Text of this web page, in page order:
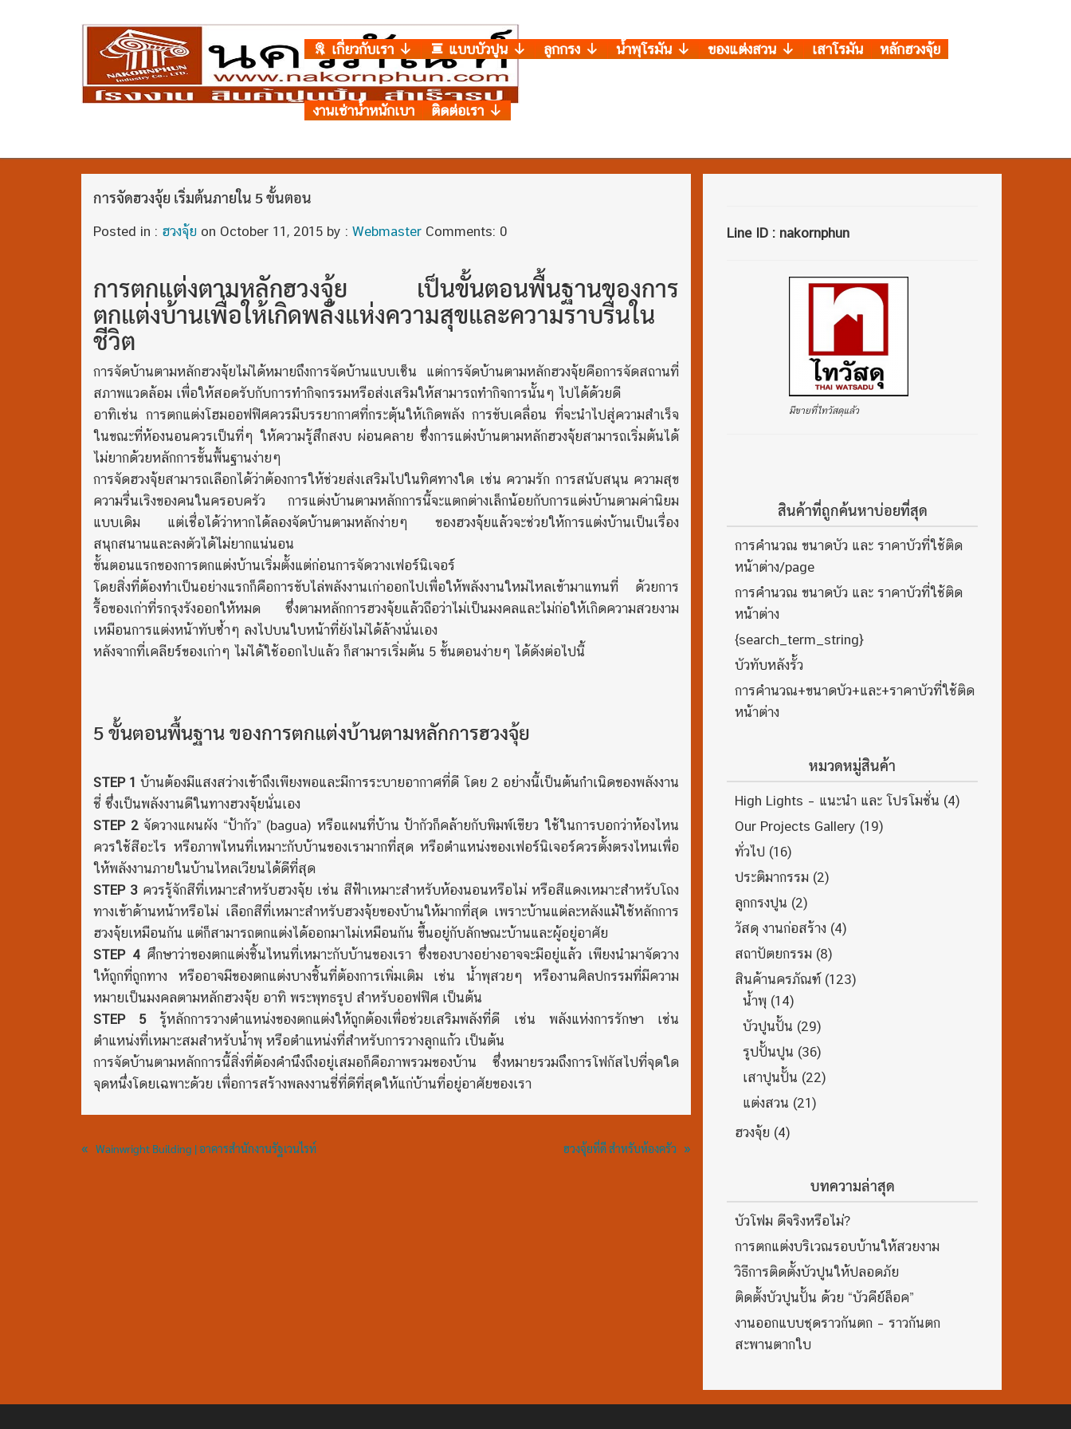
เกี่ยวกับเรา แบบบัวปูน ลูกกรง น้ำพุโรมัน ของแต่งสวน เสาโรมัน หลักฮวงจุ้ย
งานเช่าน้ำหนักเบา ติดต่อเรา
การจัดฮวงจุ้ย เริ่มต้นภายใน 5 ขั้นตอน
Posted in : ฮวงจุ้ย on October 11, 2015 by : Webmaster Comments: 0
การตกแต่งตามหลักฮวงจุ้ย เป็นขั้นตอนพื้นฐานของการ
ตกแต่งบ้านเพื่อให้เกิดพลังแห่งความสุขและความราบรื่นใน
ชีวิต
การจัดบ้านตามหลักฮวงจุ้ยไม่ได้หมายถึงการจัดบ้านแบบเซ็น แต่การจัดบ้านตามหลักฮวงจุ้ยคือการจัดสถานที่
สภาพแวดล้อม เพื่อให้สอดรับกับการทำกิจกรรมหรือส่งเสริมให้สามารถทำกิจการนั้นๆ ไปได้ด้วยดี
อาทิเช่น การตกแต่งโฮมออฟฟิศควรมีบรรยากาศที่กระตุ้นให้เกิดพลัง การขับเคลื่อน ที่จะนำไปสู่ความสำเร็จ
ในขณะที่ห้องนอนควรเป็นที่ๆ ให้ความรู้สึกสงบ ผ่อนคลาย ซึ่งการแต่งบ้านตามหลักฮวงจุ้ยสามารถเริ่มต้นได้
ไม่ยากด้วยหลักการขั้นพื้นฐานง่ายๆ
การจัดฮวงจุ้ยสามารถเลือกได้ว่าต้องการให้ช่วยส่งเสริมไปในทิศทางใด เช่น ความรัก การสนับสนุน ความสุข
ความรื่นเริงของคนในครอบครัว การแต่งบ้านตามหลักการนี้จะแตกต่างเล็กน้อยกับการแต่งบ้านตามค่านิยม
แบบเดิม แต่เชื่อได้ว่าหากได้ลองจัดบ้านตามหลักง่ายๆ ของฮวงจุ้ยแล้วจะช่วยให้การแต่งบ้านเป็นเรื่อง
สนุกสนานและลงตัวได้ไม่ยากแน่นอน
ขั้นตอนแรกของการตกแต่งบ้านเริ่มตั้งแต่ก่อนการจัดวางเฟอร์นิเจอร์
โดยสิ่งที่ต้องทำเป็นอย่างแรกก็คือการขับไล่พลังงานเก่าออกไปเพื่อให้พลังงานใหม่ไหลเข้ามาแทนที่ ด้วยการ
รื้อของเก่าที่รกรุงรังออกให้หมด ซึ่งตามหลักการฮวงจุ้ยแล้วถือว่าไม่เป็นมงคลและไม่ก่อให้เกิดความสวยงาม
เหมือนการแต่งหน้าทับซ้ำๆ ลงไปบนใบหน้าที่ยังไม่ได้ล้างนั่นเอง
หลังจากที่เคลียร์ของเก่าๆ ไม่ได้ใช้ออกไปแล้ว ก็สามารเริ่มต้น 5 ขั้นตอนง่ายๆ ได้ดังต่อไปนี้
5 ขั้นตอนพื้นฐาน ของการตกแต่งบ้านตามหลักการฮวงจุ้ย
STEP 1 บ้านต้องมีแสงสว่างเข้าถึงเพียงพอและมีการระบายอากาศที่ดี โดย 2 อย่างนี้เป็นต้นกำเนิดของพลังงาน
ชี่ ซึ่งเป็นพลังงานดีในทางฮวงจุ้ยนั่นเอง
STEP 2จัดวางแผนผัง “ป้ากัว” (bagua) หรือแผนที่บ้าน ป้ากัวก็คล้ายกับพิมพ์เขียว ใช้ในการบอกว่าห้องไหน
ควรใช้สีอะไร หรือภาพไหนที่เหมาะกับบ้านของเรามากที่สุด หรือตำแหน่งของเฟอร์นิเจอร์ควรตั้งตรงไหนเพื่อ
ให้พลังงานภายในบ้านไหลเวียนได้ดีที่สุด
STEP 3 ควรรู้จักสีที่เหมาะสำหรับฮวงจุ้ย เช่น สีฟ้าเหมาะสำหรับห้องนอนหรือไม่ หรือสีแดงเหมาะสำหรับโถง
ทางเข้าด้านหน้าหรือไม่ เลือกสีที่เหมาะสำหรับฮวงจุ้ยของบ้านให้มากที่สุด เพราะบ้านแต่ละหลังแม้ใช้หลักการ
ฮวงจุ้ยเหมือนกัน แต่ก็สามารถตกแต่งได้ออกมาไม่เหมือนกัน ขึ้นอยู่กับลักษณะบ้านและผู้อยู่อาศัย
STEP 4ศึกษาว่าของตกแต่งชิ้นไหนที่เหมาะกับบ้านของเรา ซึ่งของบางอย่างอาจจะมีอยู่แล้ว เพียงนำมาจัดวาง
ให้ถูกที่ถูกทาง หรืออาจมีของตกแต่งบางชิ้นที่ต้องการเพิ่มเติม เช่น น้ำพุสวยๆ หรืองานศิลปกรรมที่มีความ
หมายเป็นมงคลตามหลักฮวงจุ้ย อาทิ พระพุทธรูป สำหรับออฟฟิศ เป็นต้น
STEP 5รู้หลักการวางตำแหน่งของตกแต่งให้ถูกต้องเพื่อช่วยเสริมพลังที่ดี เช่น พลังแห่งการรักษา เช่น
ตำแหน่งที่เหมาะสมสำหรับน้ำพุ หรือตำแหน่งที่สำหรับการวางลูกแก้ว เป็นต้น
การจัดบ้านตามหลักการนี้สิ่งที่ต้องคำนึงถึงอยู่เสมอก็คือภาพรวมของบ้าน ซึ่งหมายรวมถึงการโฟกัสไปที่จุดใด
จุดหนึ่งโดยเฉพาะด้วย เพื่อการสร้างพลงงานชี่ที่ดีที่สุดให้แก่บ้านที่อยู่อาศัยของเรา
« Wainwright Building | อาคารสำนักงานรัฐเวนไรท์ ฮวงจุ้ยที่ดี สำหรับห้องครัว »
Line ID : nakornphun
มีขายที่ไทวัสดุแล้ว
สินค้าที่ถูกค้นหาบ่อยที่สุด
การคำนวณ ขนาดบัว และ ราคาบัวที่ใช้ติด
หน้าต่าง/page
การคำนวณ ขนาดบัว และ ราคาบัวที่ใช้ติด
หน้าต่าง
{search_term_string}
บัวทับหลังรั้ว
การคำนวณ+ขนาดบัว+และ+ราคาบัวที่ใช้ติด
หน้าต่าง
หมวดหมู่สินค้า
High Lights – แนะนำ และ โปรโมชั่น (4)
Our Projects Gallery (19)
ทั่วไป (16)
ประติมากรรม (2)
ลูกกรงปูน (2)
วัสดุ งานก่อสร้าง (4)
สถาปัตยกรรม (8)
สินค้านครภัณฑ์ (123)
น้ำพุ (14)
บัวปูนปั้น (29)
รูปปั้นปูน (36)
เสาปูนปั้น (22)
แต่งสวน (21)
ฮวงจุ้ย (4)
บทความล่าสุด
บัวโฟม ดีจริงหรือไม่?
การตกแต่งบริเวณรอบบ้านให้สวยงาม
วิธีการติดตั้งบัวปูนให้ปลอดภัย
ติดตั้งบัวปูนปั้น ด้วย “บัวคีย์ล็อค”
งานออกแบบชุดราวกันตก – ราวกันตก
สะพานตากใบ